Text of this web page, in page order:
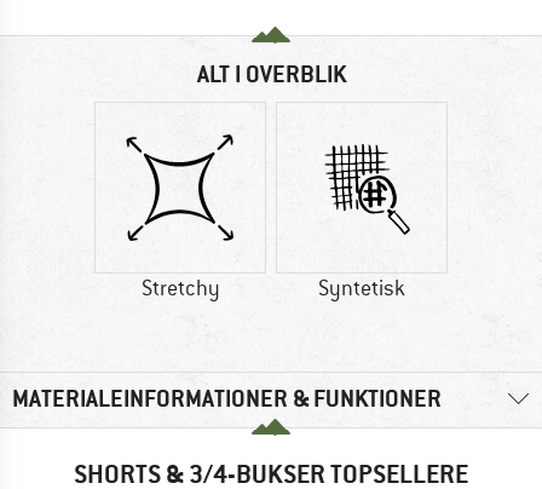
ALT I OVERBLIK
Stretchy Syntetisk
MATERIALEINFORMATIONER & FUNKTIONER
SHORTS & 3/4-BUKSER TOPSELLERE